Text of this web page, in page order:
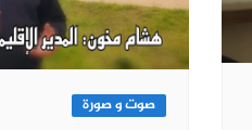
صوت و صورة